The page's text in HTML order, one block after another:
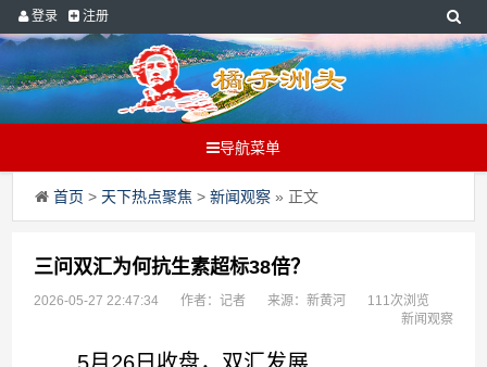
登录 注册
导航菜单
首页 > 天下热点聚焦 >新闻观察 » 正文
三问双汇为何抗生素超标38倍？
2026-05-27 22:47:34 作者：记者 来源：新黄河
111次浏览
新闻观察